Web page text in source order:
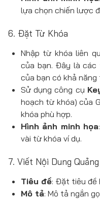
lựa chọn chiến lược
6. Đặt Từ Khóa
Nhập từ khóa liên
của bạn. Đây là các
của bạn có khả năng
Sử dụng công cụ
hoạch từ khóa) của
khóa phù hợp.
Hình ảnh minh họa
vài từ khóa ví dụ.
7. Viết Nội Dung
Tiêu đề: Đặt tiêu đề
Mô tả: Mô tả ngắn